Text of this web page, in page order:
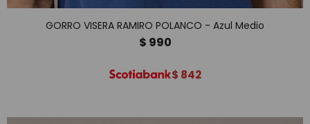
GORRO VISERA RAMIRO POLANCO - Azul Medio
$ 990
$ 842